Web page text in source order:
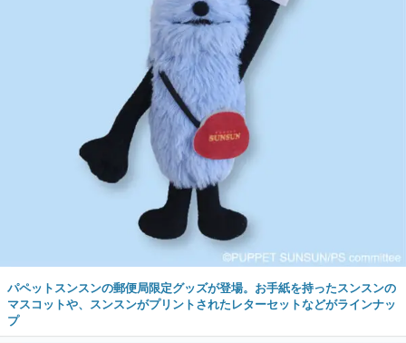
パペットスンスンの郵便局限定グッズが登場。お手紙を持ったスンスンの
マスコットや、スンスンがプリントされたレターセットなどがラインナッ
プ